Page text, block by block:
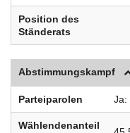
Position des
Ständerats
Abstimmungskampf
Parteiparolen Ja
Wählendenanteil